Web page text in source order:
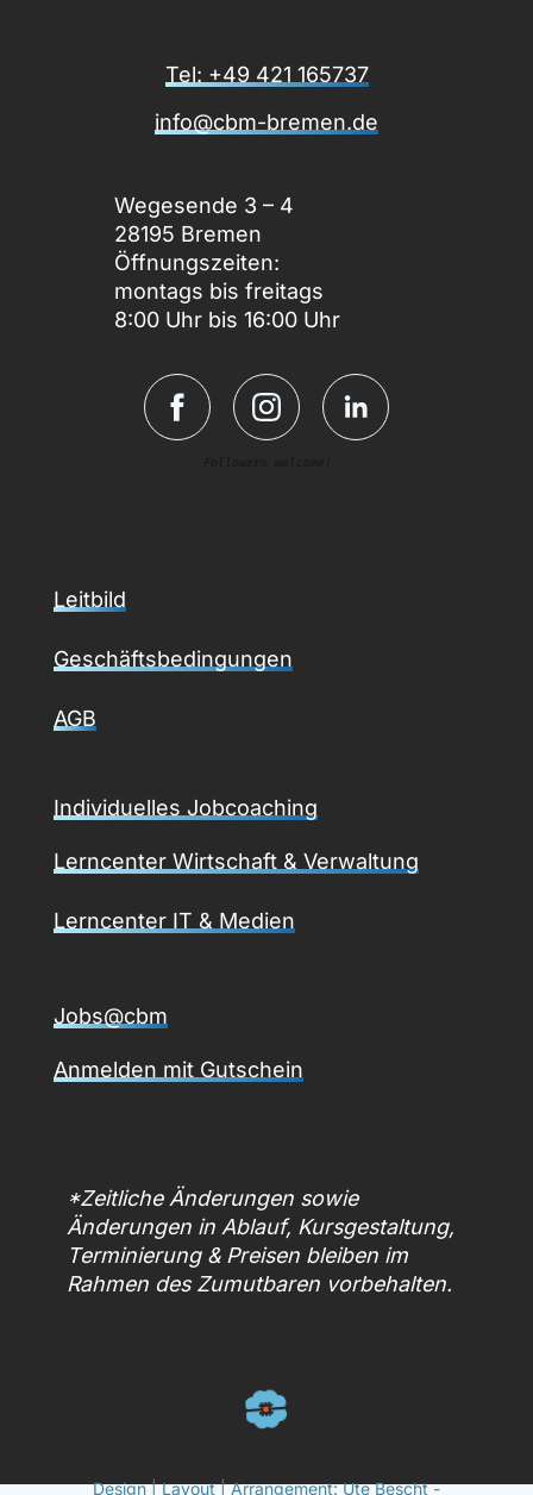
Tel: +49 421 165737
info@cbm-bremen.de
Wegesende 3 – 4
28195 Bremen
Öffnungszeiten:
montags bis freitags
8:00 Uhr bis 16:00 Uhr
Followers welcome!
Leitbild
Geschäftsbedingungen
AGB
Individuelles Jobcoaching
Lerncenter Wirtschaft & Verwaltung
Lerncenter IT & Medien
Jobs@cbm
Anmelden mit Gutschein
*Zeitliche Änderungen sowie
Änderungen in Ablauf, Kursgestaltung,
Terminierung & Preisen bleiben im
Rahmen des Zumutbaren vorbehalten.
Design | Layout | Arrangement: Ute Bescht -